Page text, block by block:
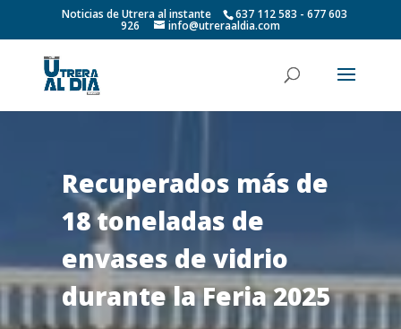
Noticias de Utrera al instante 637 112 583 - 677 603
926 info@utreraaldia.com
Recuperados más de
18 toneladas de
envases de vidrio
durante la Feria 2025